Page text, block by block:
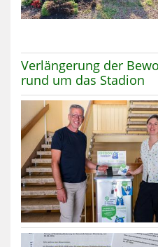
Mehr zum Thema:
Verlängerung der
rund um das Stadion